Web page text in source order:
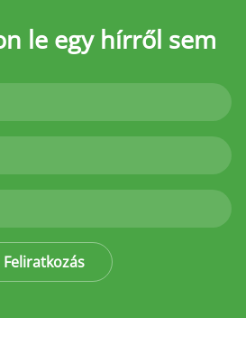
le egy hírről sem
Feliratkozás